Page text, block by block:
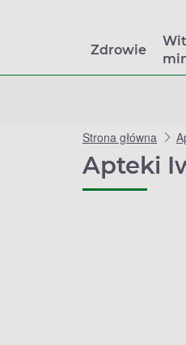
Zdrowie
Strona główna
Apteki